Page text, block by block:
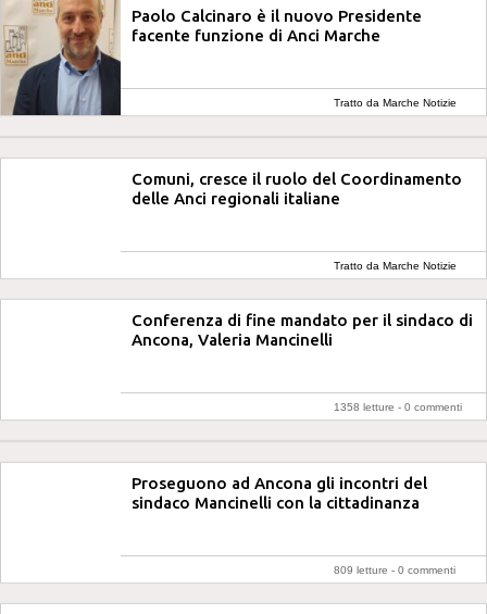
Paolo Calcinaro è il nuovo Presidente
facente funzione di Anci Marche
Tratto da Marche Notizie
Comuni, cresce il ruolo del Coordinamento
delle Anci regionali italiane
Tratto da Marche Notizie
Conferenza di fine mandato per il sindaco di
Ancona, Valeria Mancinelli
1358 letture - 0 commenti
Proseguono ad Ancona gli incontri del
sindaco Mancinelli con la cittadinanza
809 letture - 0 commenti